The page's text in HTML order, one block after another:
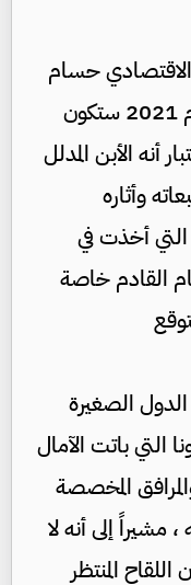
حسام
عايش أن النظرة الاقتصادية للعام 2021 ستكون
أنه الأبن المدلل
تبعاته وأثاره
التي أخذت في
القادم خاصة
الصغيرة
التي باتت الآمال
المخصصة
مشيراً إلى أنه لا
المنتظر